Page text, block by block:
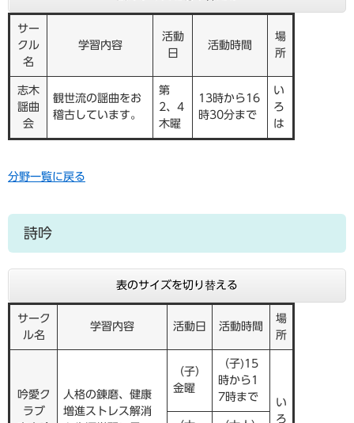
サー
クル
名
学習内容
活動
日
活動時間
場
所
志木
謡曲
会
観世流の謡曲をお
稽古しています。
第
2、4
木曜
13時から16
時30分まで
い
ろ
は
分野一覧に戻る
詩吟
表のサイズを切り替える
サーク
ル名
学習内容 活動日 活動時間
場
所
吟愛ク
ラブ
人格の錬磨、健康
増進ストレス解消
（子）
金曜
（子)15
時から1
7時まで
い
ろ